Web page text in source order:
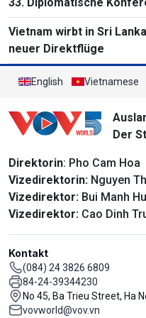
Vietnam wirbt in Sri
neuer Direktflüge
English Vietnamese
Der
Direktorin: Pho Cam Hoa
Vizedirektorin: Nguyen
Vizedirektor: Bui Manh
Vizedirektor: Cao Dinh
Kontakt
(084) 24 3826 6809
84-24-39344230
No 45, Ba Trieu Street, Ha
vovworld@vov.vn